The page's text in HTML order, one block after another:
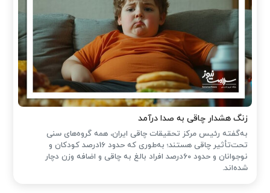
زنگ هشدار چاقی به صدا درآمد
به‌گفته رئیس مرکز تحقیقات چاقی ایران، همه گروه‌های سنی
تحت‌تأثیر چاقی هستند؛ به‌طوری که حدود 16درصد کودکان و
نوجوانان و حدود 60درصد افراد بالغ به چاقی و اضافه وزن دچار
شده‌اند.